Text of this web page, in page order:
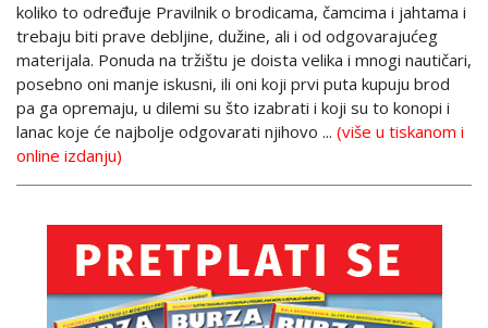
koliko to određuje Pravilnik o brodicama, čamcima i jahtama i
trebaju biti prave debljine, dužine, ali i od odgovarajućeg
materijala. Ponuda na tržištu je doista velika i mnogi nautičari,
posebno oni manje iskusni, ili oni koji prvi puta kupuju brod
pa ga opremaju, u dilemi su što izabrati i koji su to konopi i
lanac koje će najbolje odgovarati njihovo ... (više u tiskanom i
online izdanju)